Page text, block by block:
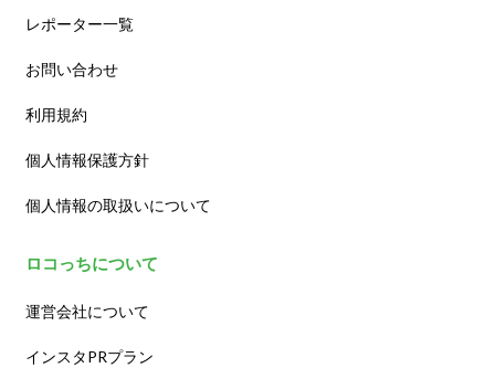
レポーター一覧
お問い合わせ
利用規約
個人情報保護方針
個人情報の取扱いについて
ロコっちについて
運営会社について
インスタPRプラン